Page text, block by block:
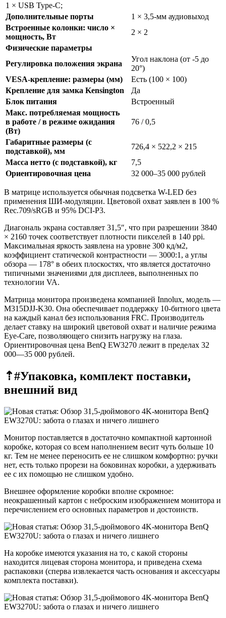
1 × USB Type-C;
Дополнительные порты
1 × 3,5-мм аудиовыход
Встроенные колонки: число ×
мощность, Вт
2 × 2
Физические параметры
Регулировка положения экрана
Угол наклона (от -5 до
20°)
VESA-крепление: размеры (мм)
Есть (100 × 100)
Крепление для замка Kensington
Да
Блок питания
Встроенный
Макс. потребляемая мощность
в работе / в режиме ожидания
(Вт)
76 / 0,5
Габаритные размеры (с
подставкой), мм
726,4 × 522,2 × 215
Масса нетто (с подставкой), кг
7,5
Ориентировочная цена
32 000–35 000 рублей
В матрице используется обычная подсветка W-LED без
применения ШИ-модуляции. Цветовой охват заявлен в 100 %
Rec.709/sRGB и 95% DCI-P3.
Диагональ экрана составляет 31,5″, что при разрешении 3840
× 2160 точек соответствует плотности пикселей в 140 ppi.
Максимальная яркость заявлена на уровне 300 кд/м2,
коэффициент статической контрастности — 3000:1, а углы
обзора — 178° в обеих плоскостях, что является достаточно
типичными значениями для дисплеев, выполненных по
технологии VA.
Матрица монитора произведена компанией Innolux, модель —
M315DJJ-K30. Она обеспечивает поддержку 10-битного цвета
на каждый канал без использования FRC. Производитель
делает ставку на широкий цветовой охват и наличие режима
Eye-Care, позволяющего снизить нагрузку на глаза.
Ориентировочная цена BenQ EW3270 лежит в пределах 32
000—35 000 рублей.
⇡#Упаковка, комплект поставки,
внешний вид
Монитор поставляется в достаточно компактной картонной
коробке, которая со всем наполнением весит чуть больше 10
кг. Тем не менее переносить ее не слишком комфортно: ручки
нет, есть только прорези на боковинах коробки, а удерживать
ее с их помощью не слишком удобно.
Внешнее оформление коробки вполне скромное:
неокрашенный картон с неброским изображением монитора и
перечислением его основных параметров и достоинств.
На коробке имеются указания на то, с какой стороны
находится лицевая сторона монитора, и приведена схема
распаковки (сперва извлекается часть основания и аксессуары
комплекта поставки).